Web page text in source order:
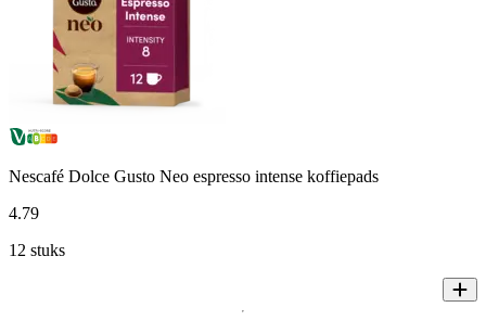
Nescafé Dolce Gusto Neo espresso intense koffiepads
4.79
12 stuks